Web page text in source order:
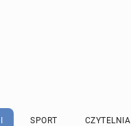
SPORT CZYTELNIA